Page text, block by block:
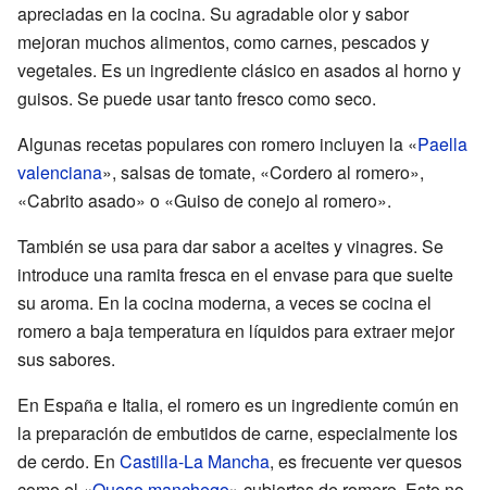
apreciadas en la cocina. Su agradable olor y sabor
mejoran muchos alimentos, como carnes, pescados y
vegetales. Es un ingrediente clásico en asados al horno y
guisos. Se puede usar tanto fresco como seco.
Algunas recetas populares con romero incluyen la «Paella
valenciana», salsas de tomate, «Cordero al romero»,
«Cabrito asado» o «Guiso de conejo al romero».
También se usa para dar sabor a aceites y vinagres. Se
introduce una ramita fresca en el envase para que suelte
su aroma. En la cocina moderna, a veces se cocina el
romero a baja temperatura en líquidos para extraer mejor
sus sabores.
En España e Italia, el romero es un ingrediente común en
la preparación de embutidos de carne, especialmente los
de cerdo. En Castilla-La Mancha, es frecuente ver quesos